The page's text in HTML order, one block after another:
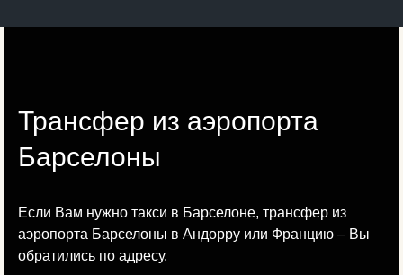
Трансфер из аэропорта
Барселоны
Если Вам нужно такси в Барселоне, трансфер из
аэропорта Барселоны в Андорру или Францию – Вы
обратились по адресу.